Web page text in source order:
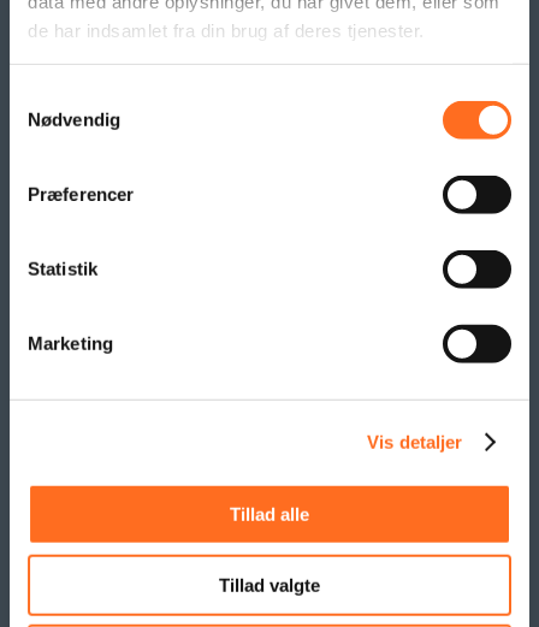
de har indsamlet fra din brug af deres tjenester.
Nødvendig
Præferencer
Statistik
Marketing
Vis detaljer
Tillad alle
Tillad valgte
Logo- & Reklameflag